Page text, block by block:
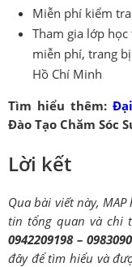
Miễn phí kiểm
Tham gia lớp
miễn phí, trang
Hồ Chí Minh
Tìm hiểu thêm:
Đào Tạo Chăm Sóc
Lời kết
Qua bài viết này,
tin tổng quan và chi
0942209198 –
đây để tìm hiểu và